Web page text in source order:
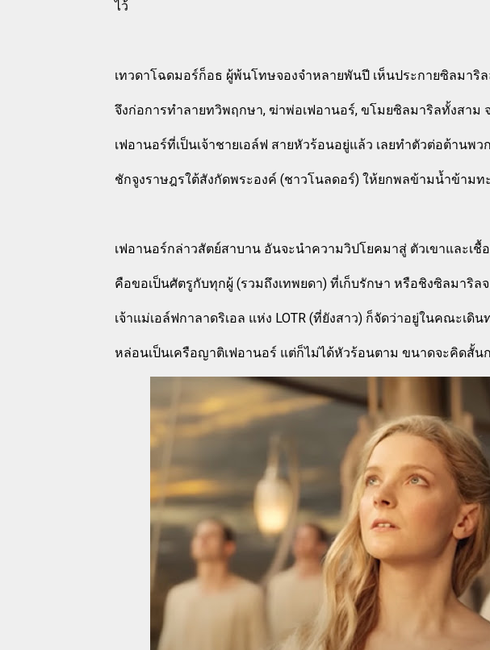
ไว้
เทวดาโฉดมอร์ก็อธ ผู้พ้นโทษจองจำหลายพันปี เห็นประกายซิลมาริ
จึงก่อการทำลายทวิพฤกษา, ฆ่าพ่อเฟอานอร์, ขโมยซิลมาริลทั้งสา
เฟอานอร์ที่เป็นเจ้าชายเอล์ฟ สายหัวร้อนอยู่แล้ว เลยทำตัวต่อต้านพว
ชักจูงราษฎรใต้สังกัดพระองค์ (ชาวโนลดอร์) ให้ยกพลข้ามน้ำข้ามท
เฟอานอร์กล่าวสัตย์สาบาน อันจะนำความวิปโยคมาสู่ ตัวเขาและเชื้
คือขอเป็นศัตรูกับทุกผู้ (รวมถึงเทพยดา) ที่เก็บรักษา หรือชิงซิลมาริล
เจ้าแม่เอล์ฟกาลาดริเอล แห่ง LOTR (ที่ยังสาว) ก็จัดว่าอยู่ในคณะเดิ
หล่อนเป็นเครือญาติเฟอานอร์ แต่ก็ไม่ได้หัวร้อนตาม ขนาดจะคิดสั้น